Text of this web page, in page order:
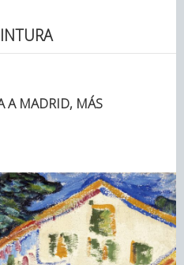
A MADRID, MÁS